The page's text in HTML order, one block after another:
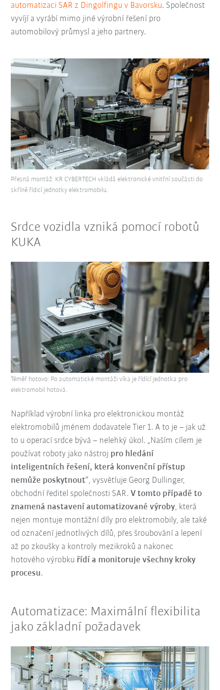
automatizaci SAR z Dingolfingu v Bavorsku. Společnost
vyvíjí a vyrábí mimo jiné výrobní řešení pro
automobilový průmysl a jeho partnery.
Přesná montáž: KR CYBERTECH vkládá elektronické vnitřní součásti do
skříně řídicí jednotky elektromobilu.
Srdce vozidla vzniká pomocí robotů
KUKA
Například výrobní linka pro elektronickou montáž
elektromobilů jménem dodavatele Tier 1. A to je – jak už
to u operací srdce bývá – nelehký úkol. „Naším cílem je
používat roboty jako nástroj pro hledání
inteligentních řešení, která konvenční přístup
nemůže poskytnout“, vysvětluje Georg Dullinger,
obchodní ředitel společnosti SAR.V tomto případě to
znamená nastavení automatizované výroby, která
nejen montuje montážní díly pro elektromobily, ale také
od označení jednotlivých dílů, přes šroubování a lepení
až po zkoušky a kontroly mezikroků a nakonec
hotového výrobku řídí a monitoruje všechny kroky
procesu.
Téměř hotovo: Po automatické montáži víka je řídící jednotka pro
elektromobil hotová.
Automatizace: Maximální flexibilita
jako základní požadavek